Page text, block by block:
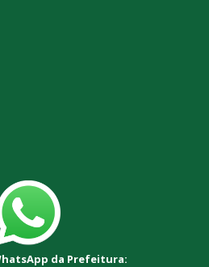
da Prefeitura: